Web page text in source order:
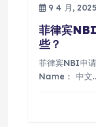
9 4 月, 2025
菲律宾
些？
菲律宾NBI申
Name： 中文